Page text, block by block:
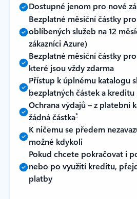
Dostupné jenom pro nové
Bezplatné měsíční částky
oblíbených služeb na 12
zákazníci Azure)
Bezplatné měsíční částky
které jsou vždy zdarma
Přístup k úplnému katalogu
bezplatných částek a kreditu
Ochrana výdajů – z platební
žádná částka*
K ničemu se předem
možné kdykoli
Pokud chcete pokračovat i
nebo po využití kreditu,
platby